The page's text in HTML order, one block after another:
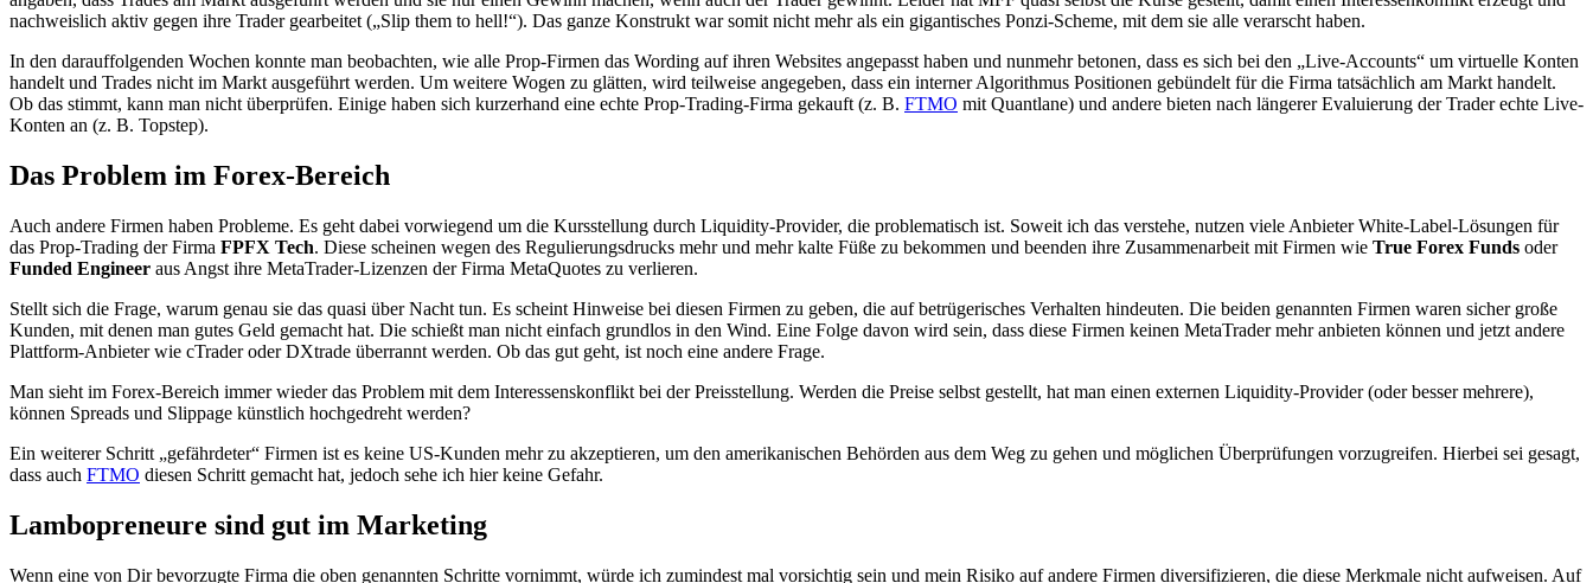
nachweislich aktiv gegen ihre Trader gearbeitet („Slip them to hell!“). Das ganze Konstrukt war somit nicht mehr als ein gigantisches Ponzi-Scheme, mit dem sie alle verarscht haben.
In den darauffolgenden Wochen konnte man beobachten, wie alle Prop-Firmen das Wording auf ihren Websites angepasst haben und nunmehr betonen, dass es sich bei den „Live-Accounts“ um virtuelle Konten
handelt und Trades nicht im Markt ausgeführt werden. Um weitere Wogen zu glätten, wird teilweise angegeben, dass ein interner Algorithmus Positionen gebündelt für die Firma tatsächlich am Markt handelt.
Ob das stimmt, kann man nicht überprüfen. Einige haben sich kurzerhand eine echte Prop-Trading-Firma gekauft (z. B. FTMO mit Quantlane) und andere bieten nach längerer Evaluierung der Trader echte Live-
Konten an (z. B. Topstep).
Das Problem im Forex-Bereich
Auch andere Firmen haben Probleme. Es geht dabei vorwiegend um die Kursstellung durch Liquidity-Provider, die problematisch ist. Soweit ich das verstehe, nutzen viele Anbieter White-Label-Lösungen für
das Prop-Trading der Firma FPFX Tech. Diese scheinen wegen des Regulierungsdrucks mehr und mehr kalte Füße zu bekommen und beenden ihre Zusammenarbeit mit Firmen wie True Forex Funds oder
Funded Engineer aus Angst ihre MetaTrader-Lizenzen der Firma MetaQuotes zu verlieren.
Stellt sich die Frage, warum genau sie das quasi über Nacht tun. Es scheint Hinweise bei diesen Firmen zu geben, die auf betrügerisches Verhalten hindeuten. Die beiden genannten Firmen waren sicher große
Kunden, mit denen man gutes Geld gemacht hat. Die schießt man nicht einfach grundlos in den Wind. Eine Folge davon wird sein, dass diese Firmen keinen MetaTrader mehr anbieten können und jetzt andere
Plattform-Anbieter wie cTrader oder DXtrade überrannt werden. Ob das gut geht, ist noch eine andere Frage.
Man sieht im Forex-Bereich immer wieder das Problem mit dem Interessenskonflikt bei der Preisstellung. Werden die Preise selbst gestellt, hat man einen externen Liquidity-Provider (oder besser mehrere),
können Spreads und Slippage künstlich hochgedreht werden?
Ein weiterer Schritt „gefährdeter“ Firmen ist es keine US-Kunden mehr zu akzeptieren, um den amerikanischen Behörden aus dem Weg zu gehen und möglichen Überprüfungen vorzugreifen. Hierbei sei gesagt,
dass auch FTMO diesen Schritt gemacht hat, jedoch sehe ich hier keine Gefahr.
Lambopreneure sind gut im Marketing
Wenn eine von Dir bevorzugte Firma die oben genannten Schritte vornimmt, würde ich zumindest mal vorsichtig sein und mein Risiko auf andere Firmen diversifizieren, die diese Merkmale nicht aufweisen. Auf